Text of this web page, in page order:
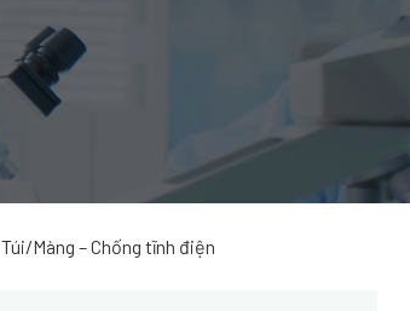
Túi/Màng – Chống tĩnh điện